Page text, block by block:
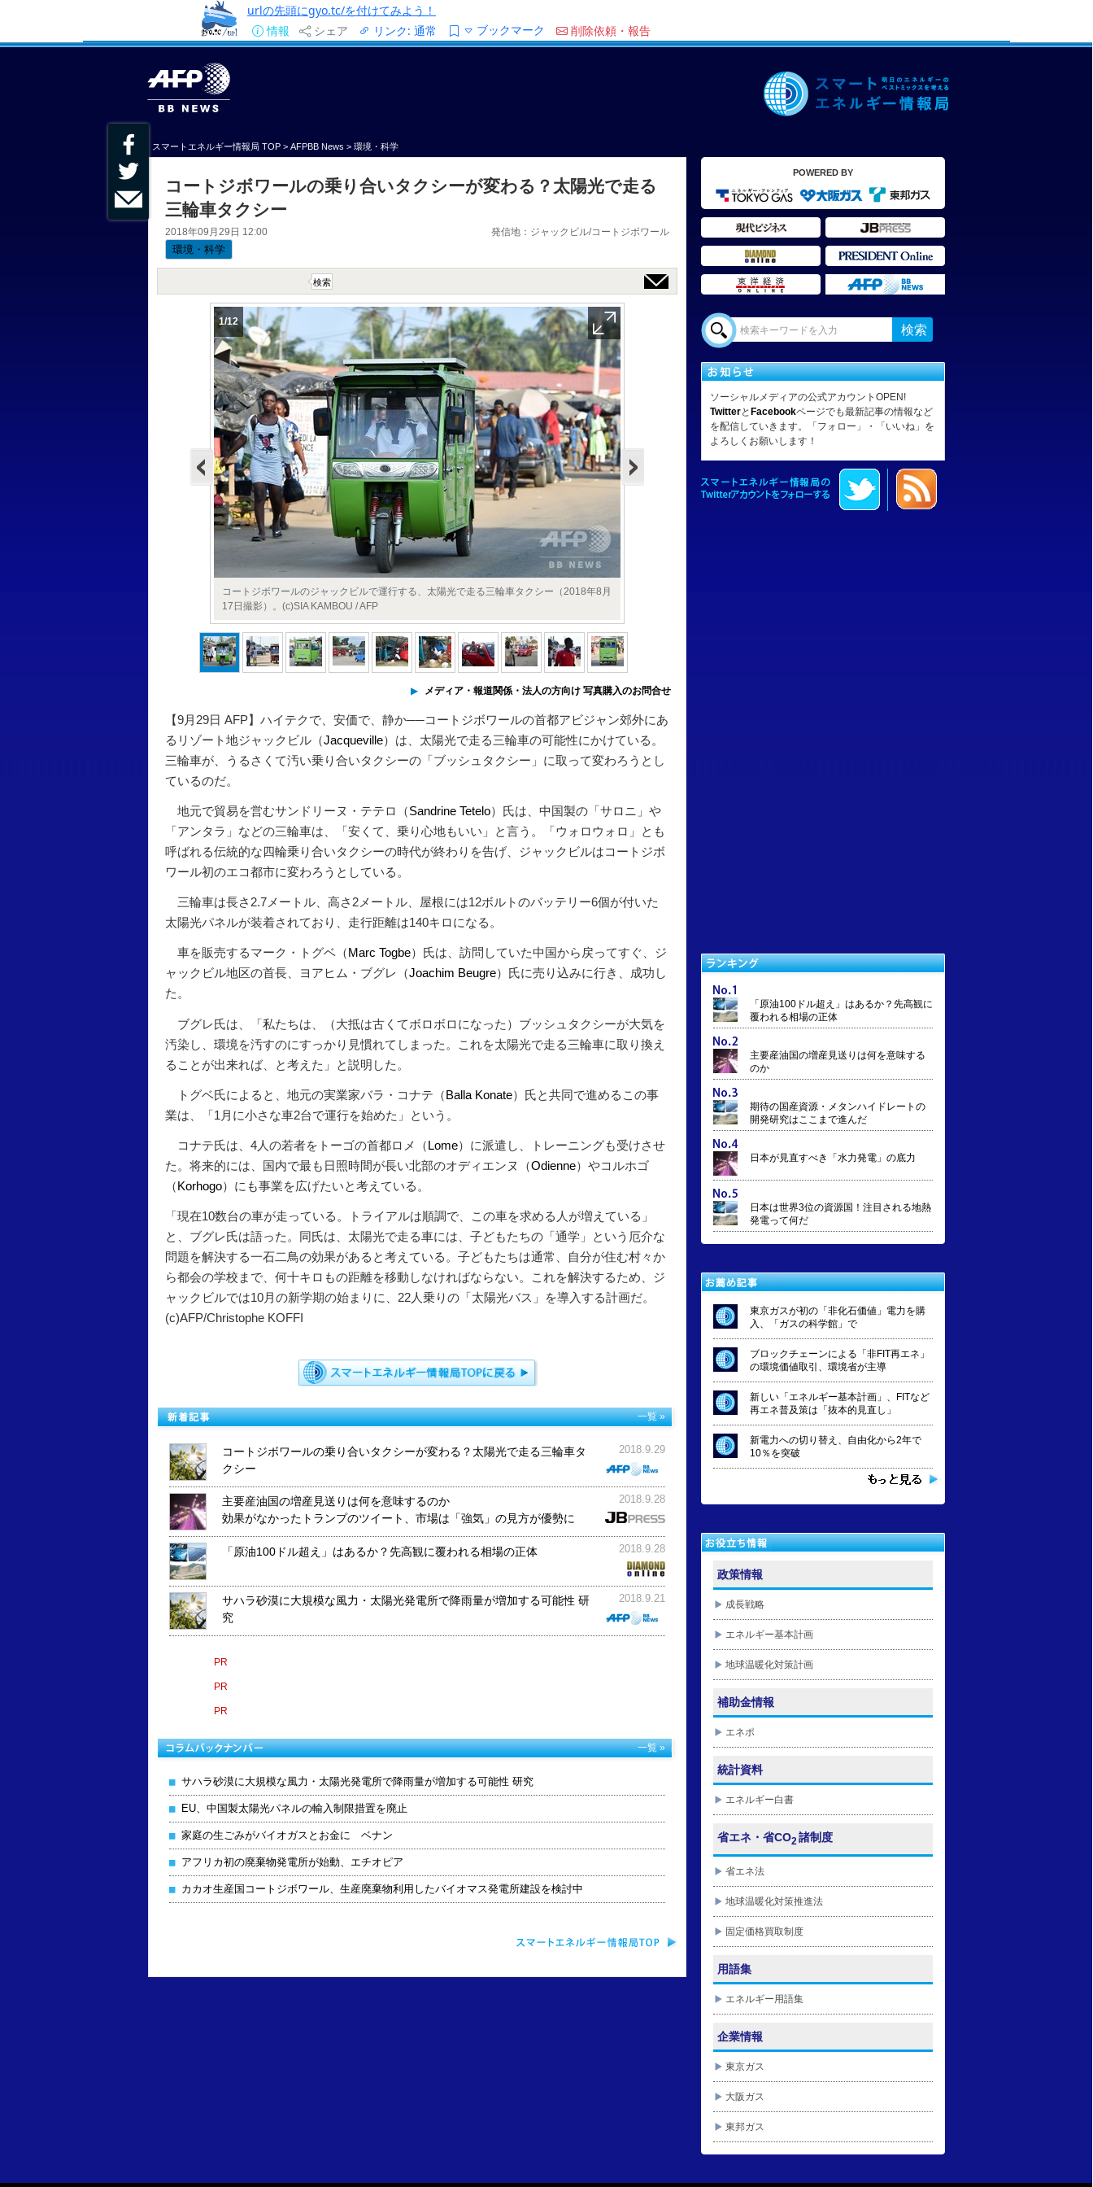
urlの先頭にgyo.tc/を付けてみよう！
情報
シェア リンク: 通常 ブックマーク 削除依頼・報告